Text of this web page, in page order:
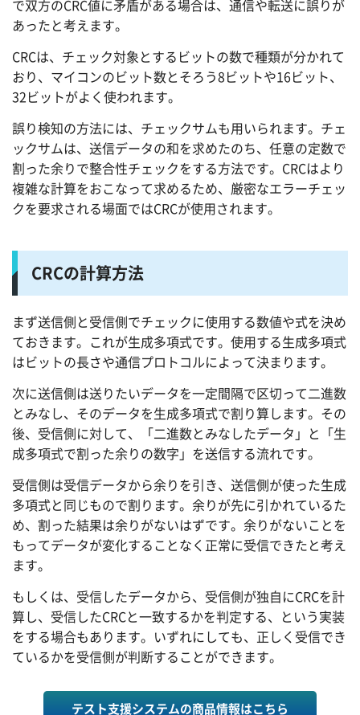
で双方のCRC値に矛盾がある場合は、通信や転送に誤りが
あったと考えます。
CRCは、チェック対象とするビットの数で種類が分かれて
おり、マイコンのビット数とそろう8ビットや16ビット、
32ビットがよく使われます。
誤り検知の方法には、チェックサムも用いられます。チェ
ックサムは、送信データの和を求めたのち、任意の定数で
割った余りで整合性チェックをする方法です。CRCはより
複雑な計算をおこなって求めるため、厳密なエラーチェッ
クを要求される場面ではCRCが使用されます。
CRCの計算方法
まず送信側と受信側でチェックに使用する数値や式を決め
ておきます。これが生成多項式です。使用する生成多項式
はビットの長さや通信プロトコルによって決まります。
次に送信側は送りたいデータを一定間隔で区切って二進数
とみなし、そのデータを生成多項式で割り算します。その
後、受信側に対して、「二進数とみなしたデータ」と「生
成多項式で割った余りの数字」を送信する流れです。
受信側は受信データから余りを引き、送信側が使った生成
多項式と同じもので割ります。余りが先に引かれているた
め、割った結果は余りがないはずです。余りがないことを
もってデータが変化することなく正常に受信できたと考え
ます。
もしくは、受信したデータから、受信側が独自にCRCを計
算し、受信したCRCと一致するかを判定する、という実装
をする場合もあります。いずれにしても、正しく受信でき
ているかを受信側が判断することができます。
テスト支援システムの商品情報はこちら